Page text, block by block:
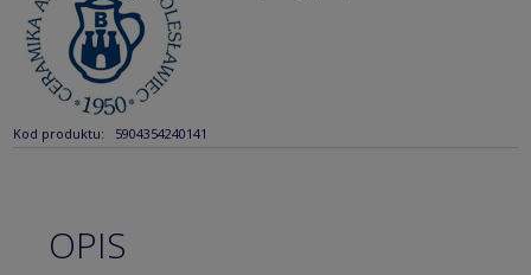
Kod produktu: 5904354240141
OPIS